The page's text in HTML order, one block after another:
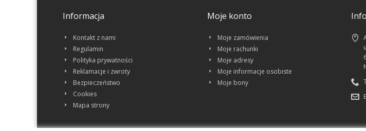
Informacja
Kontakt z nami
Regulamin
Polityka prywatności
Reklamacje i zwroty
Bezpieczeństwo
Cookies
Mapa strony
Moje konto
Moje zamówienia
Moje rachunki
Moje adresy
Moje informacje osobiste
Moje bony